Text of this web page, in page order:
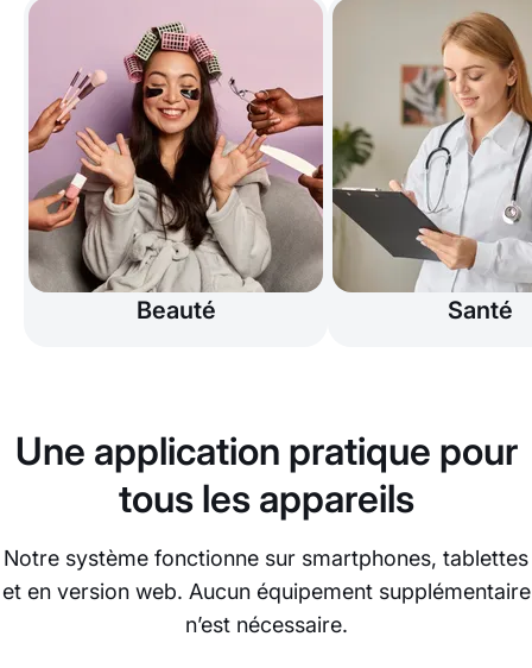
Beauté Santé
Une application pratique pour
tous les appareils
Notre système fonctionne sur smartphones, tablettes
et en version web. Aucun équipement supplémentaire
n’est nécessaire.